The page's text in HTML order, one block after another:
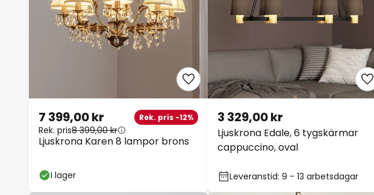
Ljuskrona Karen 8 lampor brons
7 399,00 kr Rek. pris -12%
Rek. pris8 399,00 kr
Ljuskrona Edale, 6 tygskärmar
cappuccino, oval
3 329,00 kr